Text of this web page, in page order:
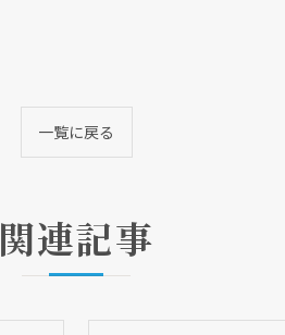
一覧に戻る
関連記事